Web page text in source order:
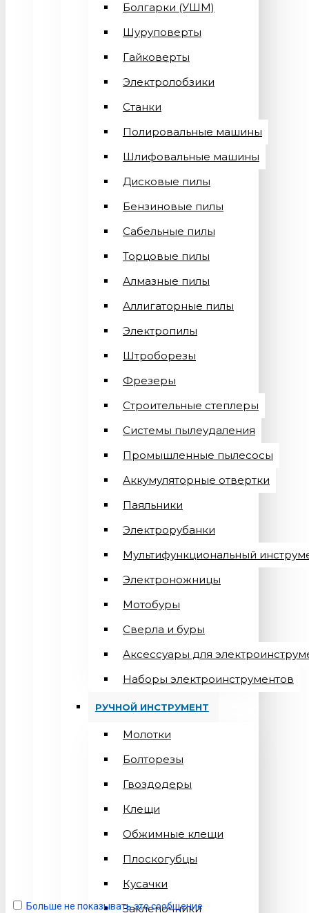
Болгарки (УШМ)
Шуруповерты
Гайковерты
Электролобзики
Станки
Полировальные машины
Шлифовальные машины
Дисковые пилы
Бензиновые пилы
Сабельные пилы
Торцовые пилы
Алмазные пилы
Аллигаторные пилы
Электропилы
Штроборезы
Фрезеры
Строительные степлеры
Системы пылеудаления
Промышленные пылесосы
Аккумуляторные отвертки
Паяльники
Электрорубанки
Мультифункциональный
Электроножницы
Мотобуры
Сверла и буры
Аксессуары для
Наборы электроинструментов
РУЧНОЙ ИНСТРУМЕНТ
Молотки
Болторезы
Гвоздодеры
Клещи
Обжимные клещи
Плоскогубцы
Кусачки
Заклепочники
Больше не показывать это сообщение